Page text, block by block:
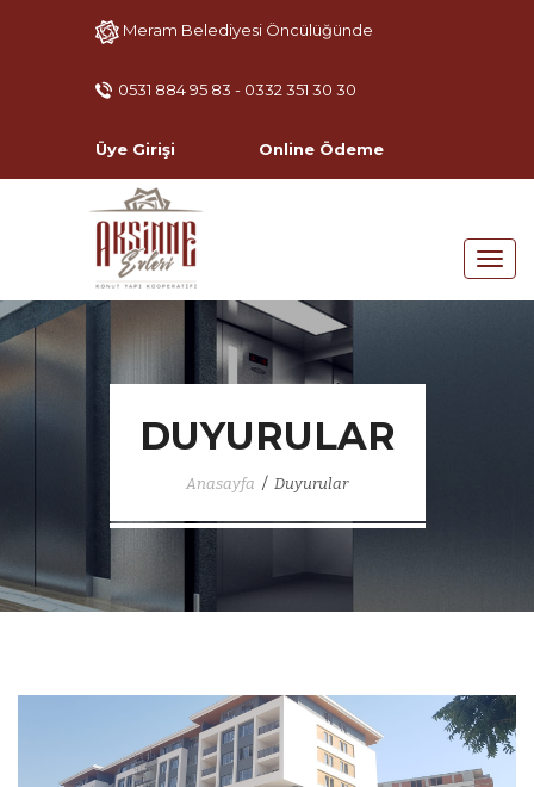
Meram Belediyesi Öncülüğünde
0531 884 95 83 - 0332 351 30 30
Üye Girişi Online Ödeme
DUYURULAR
Anasayfa / Duyurular